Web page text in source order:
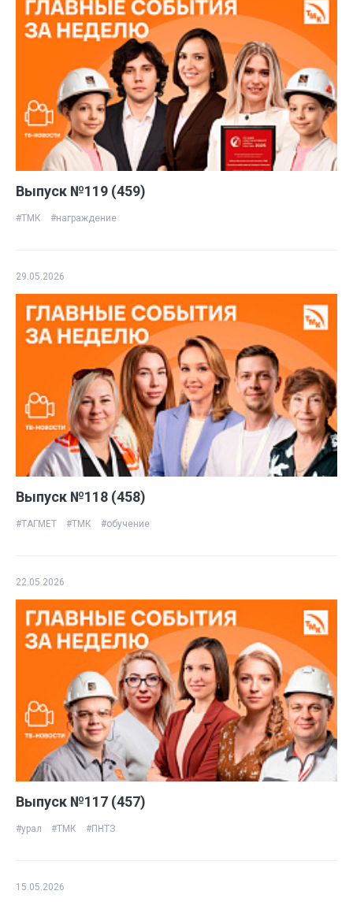
Выпуск №119 (459)
#ТМК #награждение
29.05.2026
Выпуск №118 (458)
#ТАГМЕТ #ТМК #обучение
22.05.2026
Выпуск №117 (457)
#урал #ТМК #ПНТЗ
15.05.2026